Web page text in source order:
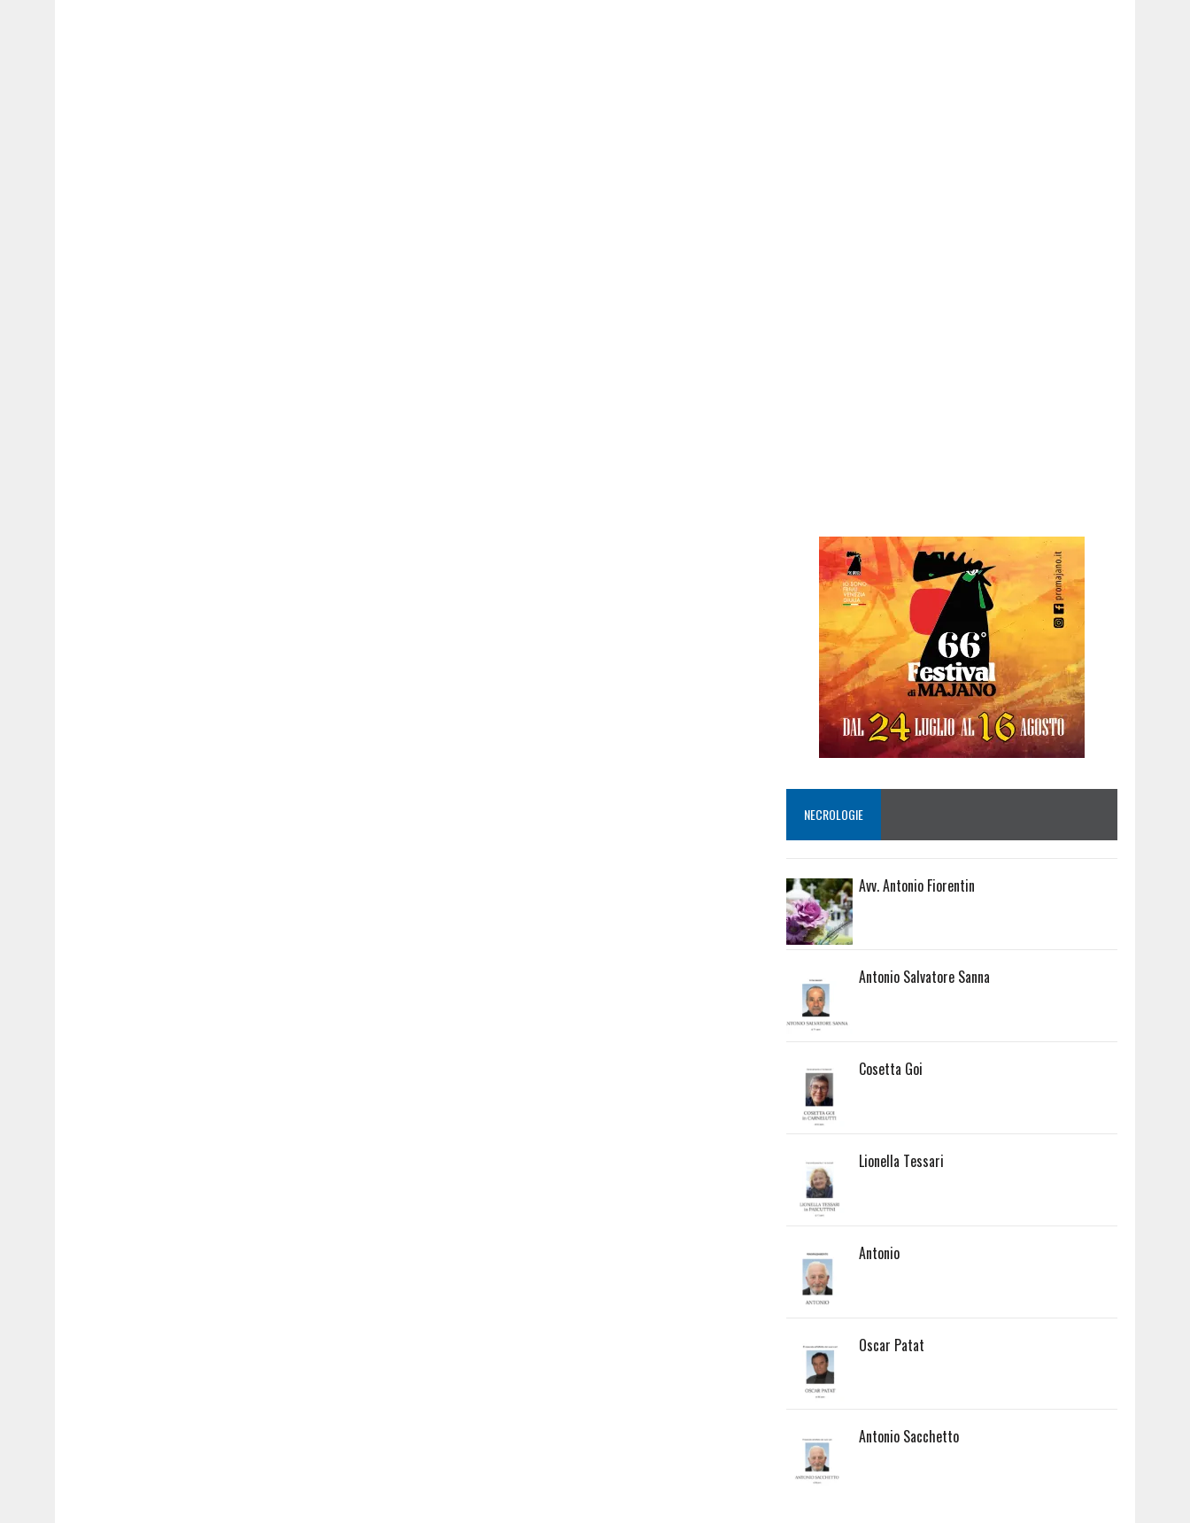
NECROLOGIE
Avv. Antonio Fiorentin
Antonio Salvatore Sanna
Cosetta Goi
Lionella Tessari
Antonio
Oscar Patat
Antonio Sacchetto